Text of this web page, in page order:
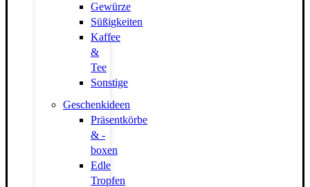
Gewürze
Süßigkeiten
Kaffee
&
Tee
Sonstige
Geschenkideen
Präsentkörbe
& -
boxen
Edle
Tropfen